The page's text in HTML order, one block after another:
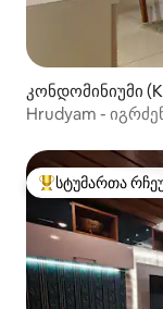
კონდომინიუმი
Hrudyam -
სტუმართა
სტუმართა